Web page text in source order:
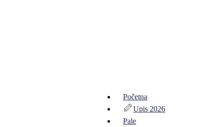
Početna
Upis 2026
Pale